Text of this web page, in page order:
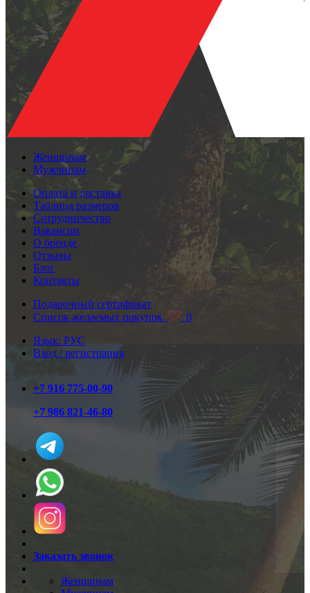
Женщинам
Мужчинам
Оплата и доставка
Таблица размеров
Сотрудничество
Вакансии
О бренде
Отзывы
Блог
Контакты
Подарочный сертификат
Список желаемых покупок
0
Язык: РУС
Вход / регистрация
+7 916 775-00-90
+7 986 821-46-80
Заказать звонок
Женщинам